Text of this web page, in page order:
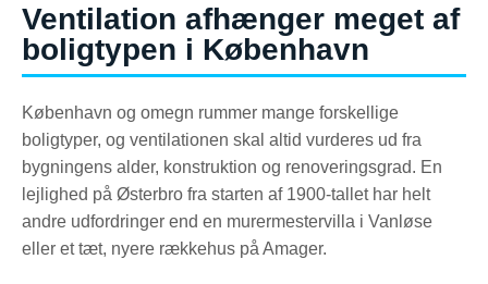
Ventilation afhænger meget af
boligtypen i København
København og omegn rummer mange forskellige
boligtyper, og ventilationen skal altid vurderes ud fra
bygningens alder, konstruktion og renoveringsgrad. En
lejlighed på Østerbro fra starten af 1900-tallet har helt
andre udfordringer end en murermestervilla i Vanløse
eller et tæt, nyere rækkehus på Amager.